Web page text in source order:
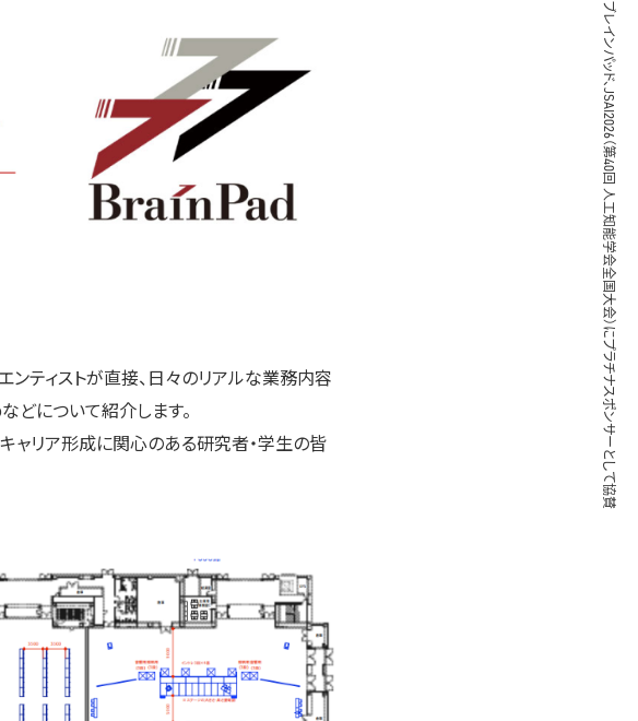
ブレインパッド、JSAI2026（第40回 人工知能学会全国大会）にプラチナスポンサーとして協賛
ティストが直接、日々のリアルな業務内容
どについて紹介します。
リア形成に関心のある研究者・学生の皆